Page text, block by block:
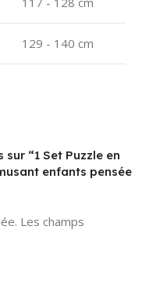
129 - 140 cm
“1 Set Puzzle en
enfants pensée
Les champs